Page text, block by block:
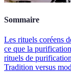
Sommaire
Les rituels coréens
ce que la
rituels de
Tradition versus